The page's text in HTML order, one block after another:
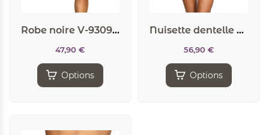
Robe noire V-9309 – Axami
47,90 €
Options
Nuisette dentelle et wetlook noire V-9789 – Axami
56,90 €
Options